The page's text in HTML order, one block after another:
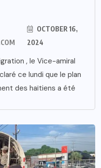
OCTOBER 16,
2024
, le Vice-amiral
ce lundi que le plan
des haïtiens a été